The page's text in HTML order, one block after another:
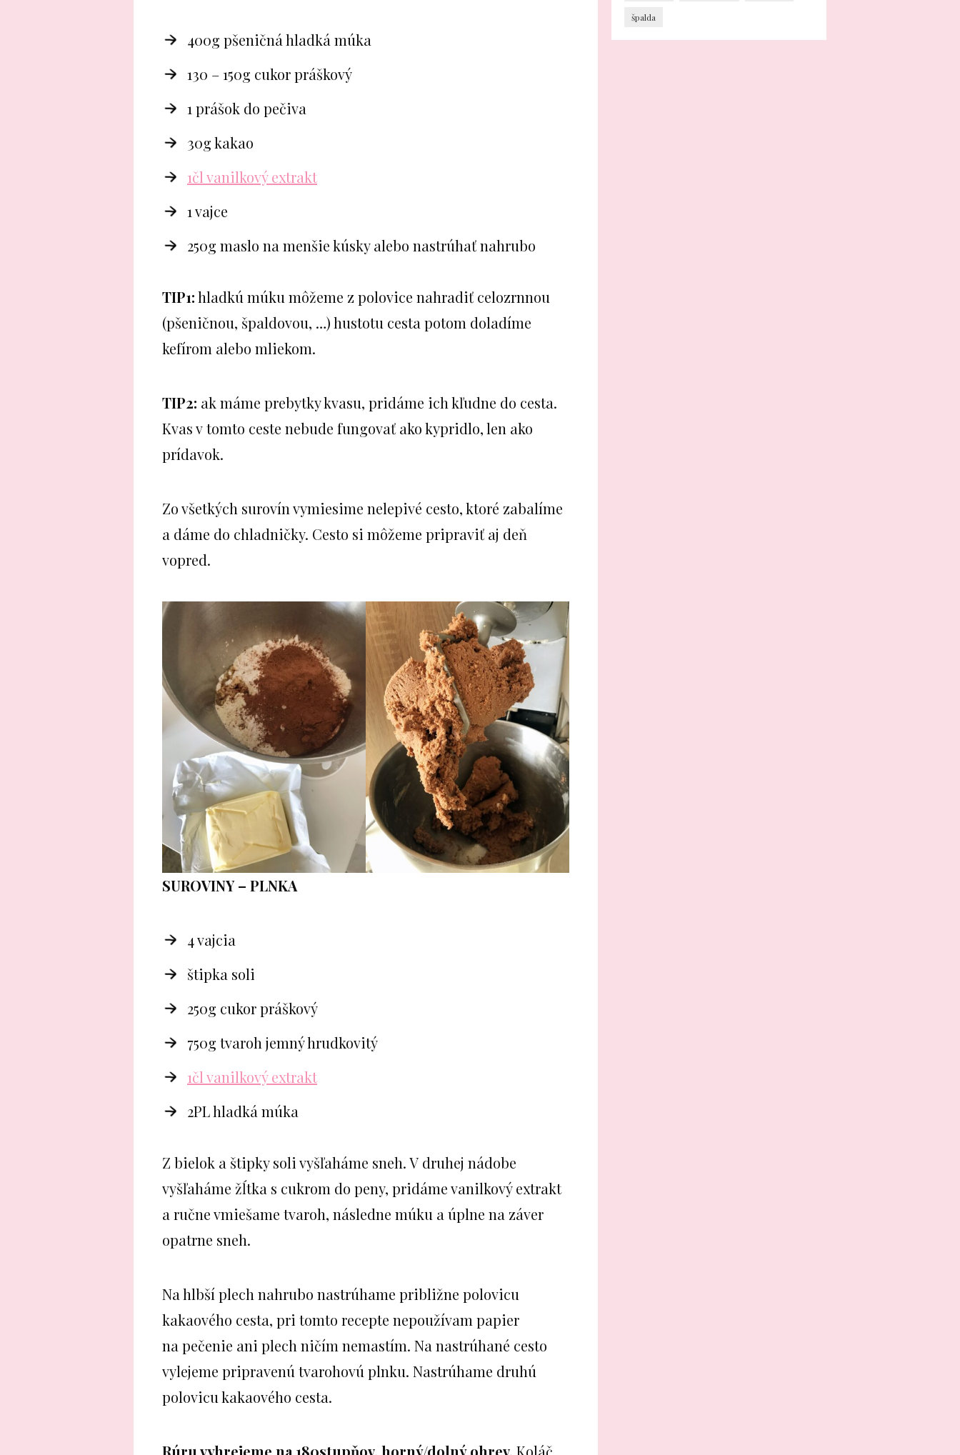
400g pšeničná hladká múka
130 – 150g cukor práškový
1 prášok do pečiva
30g kakao
1čl vanilkový extrakt
1 vajce
250g maslo na menšie kúsky alebo nastrúhať nahrubo
TIP1:hladkú múku môžeme z polovice nahradiť celozrnnou
(pšeničnou, špaldovou, …) hustotu cesta potom doladíme
kefírom alebo mliekom.
TIP2: ak máme prebytky kvasu, pridáme ich kľudne do cesta.
Kvas v tomto ceste nebude fungovať ako kypridlo, len ako
prídavok.
Zo všetkých surovín vymiesime nelepivé cesto, ktoré zabalíme
a dáme do chladničky. Cesto si môžeme pripraviť aj deň
vopred.
SUROVINY – PLNKA
4 vajcia
štipka soli
250g cukor práškový
750g tvaroh jemný hrudkovitý
1čl vanilkový extrakt
2PL hladká múka
Z bielok a štipky soli vyšľaháme sneh. V druhej nádobe
vyšľaháme žĺtka s cukrom do peny, pridáme vanilkový extrakt
a ručne vmiešame tvaroh, následne múku a úplne na záver
opatrne sneh.
Na hlbší plech nahrubo nastrúhame približne polovicu
kakaového cesta, pri tomto recepte nepoužívam papier
na pečenie ani plech ničím nemastím. Na nastrúhané cesto
vylejeme pripravenú tvarohovú plnku. Nastrúhame druhú
polovicu kakaového cesta.
Rúru vyhrejeme na 180stupňov, horný/dolný ohrev. Koláč
špalda